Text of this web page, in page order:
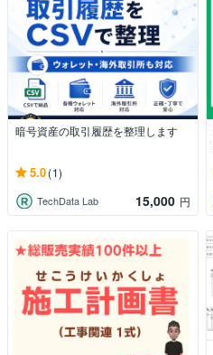
暗号資産の取引履歴を整理します
5.0(1)
TechData Lab 15,000 円